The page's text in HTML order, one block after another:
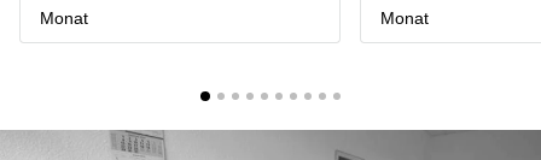
mieten
Essen
Hannover
Bahnhofstrasse
8 Hannover
Düsseldorf
Monat
Monat